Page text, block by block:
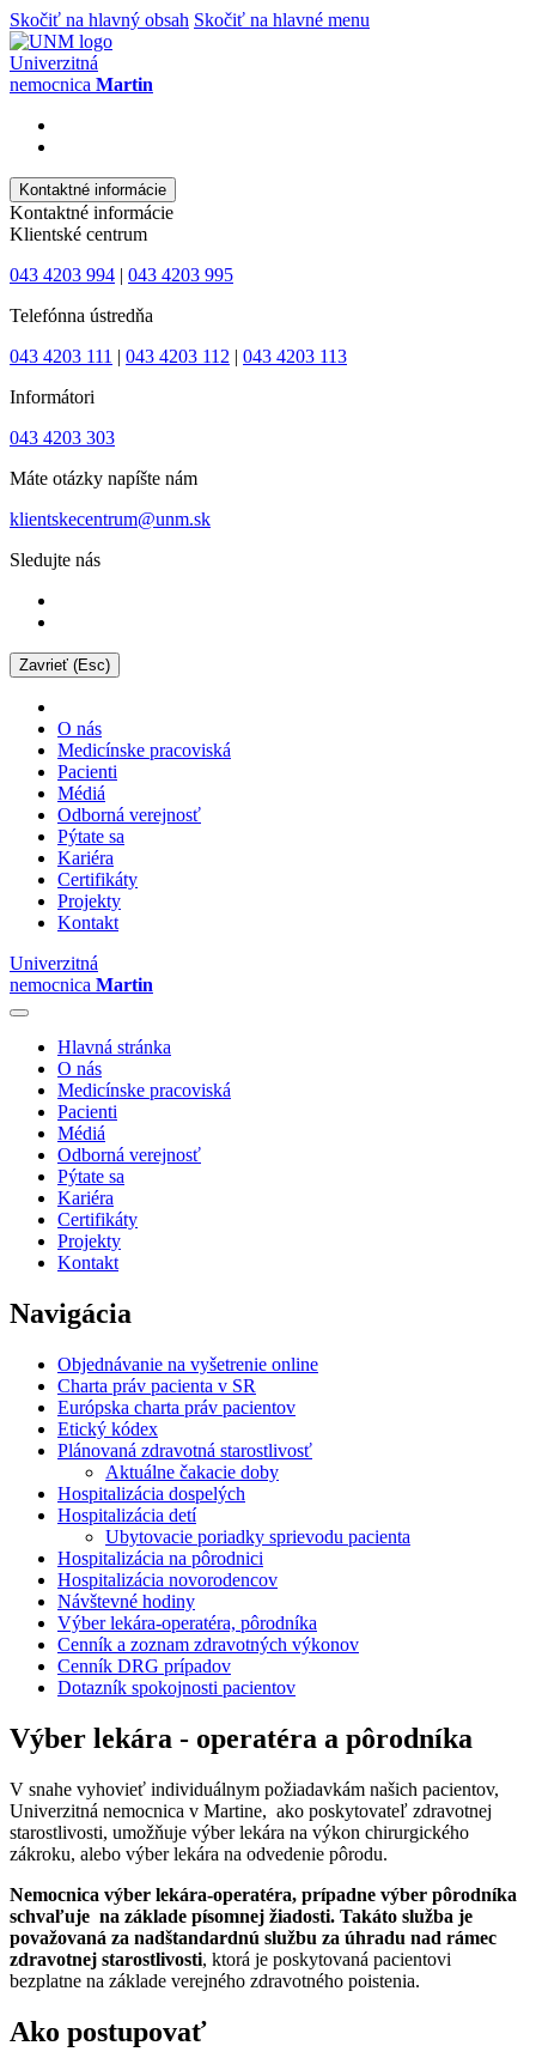
Skočiť na hlavný obsah Skočiť na hlavné menu
Univerzitná
nemocnica Martin
Kontaktné informácie
Kontaktné informácie
Klientské centrum
043 4203 994 | 043 4203 995
Telefónna ústredňa
043 4203 111 | 043 4203 112 | 043 4203 113
Informátori
043 4203 303
Máte otázky napíšte nám
klientskecentrum@unm.sk
Sledujte nás
Zavrieť (Esc)
O nás
Medicínske pracoviská
Pacienti
Médiá
Odborná verejnosť
Pýtate sa
Kariéra
Certifikáty
Projekty
Kontakt
Univerzitná
nemocnica Martin
Hlavná stránka
O nás
Medicínske pracoviská
Pacienti
Médiá
Odborná verejnosť
Pýtate sa
Kariéra
Certifikáty
Projekty
Kontakt
Navigácia
Objednávanie na vyšetrenie online
Charta práv pacienta v SR
Európska charta práv pacientov
Etický kódex
Plánovaná zdravotná starostlivosť
Aktuálne čakacie doby
Hospitalizácia dospelých
Hospitalizácia detí
Ubytovacie poriadky sprievodu pacienta
Hospitalizácia na pôrodnici
Hospitalizácia novorodencov
Návštevné hodiny
Výber lekára-operatéra, pôrodníka
Cenník a zoznam zdravotných výkonov
Cenník DRG prípadov
Dotazník spokojnosti pacientov
Výber lekára - operatéra a pôrodníka
V snahe vyhovieť individuálnym požiadavkám našich pacientov,
Univerzitná nemocnica v Martine, ako poskytovateľ zdravotnej
starostlivosti, umožňuje výber lekára na výkon chirurgického
zákroku, alebo výber lekára na odvedenie pôrodu.
Nemocnica výber lekára-operatéra, prípadne výber pôrodníka
schvaľuje na základe písomnej žiadosti. Takáto služba je
považovaná za nadštandardnú službu za úhradu nad rámec
zdravotnej starostlivosti, ktorá je poskytovaná pacientovi
bezplatne na základe verejného zdravotného poistenia.
Ako postupovať